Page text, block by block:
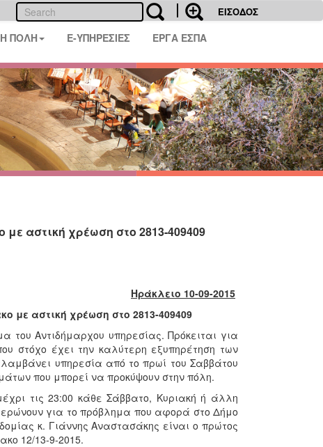
ΕΙΣΟΔΟΣ
ΠΟΛΗ E-ΥΠΗΡΕΣΙΕΣ ΕΡΓΑ ΕΣΠΑ
αστική χρέωση στο 2813-409409
Ηράκλειο 10-09-2015
με αστική χρέωση στο 2813-409409
Αντιδήμαρχου υπηρεσίας. Πρόκειται για
στόχο έχει την καλύτερη εξυπηρέτηση των
υπηρεσία από το πρωί του Σαββάτου
που μπορεί να προκύψουν στην πόλη.
τις 23:00 κάθε Σάββατο, Κυριακή ή άλλη
για το πρόβλημα που αφορά στο Δήμο
κ. Γιάννης Αναστασάκης είναι ο πρώτος
12/13-9-2015.